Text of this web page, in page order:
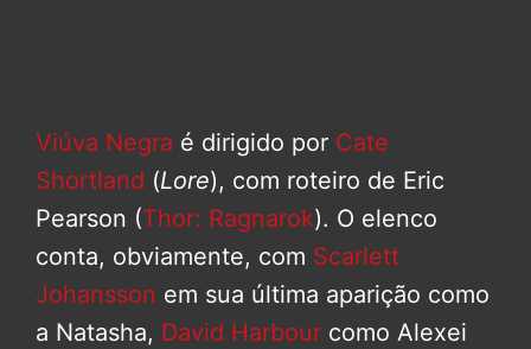
Viúva Negra é dirigido por Cate
Shortland (Lore), com roteiro de Eric
Pearson (Thor: Ragnarok). O elenco
conta, obviamente, com Scarlett
Johansson em sua última aparição como
a Natasha, David Harbour como Alexei